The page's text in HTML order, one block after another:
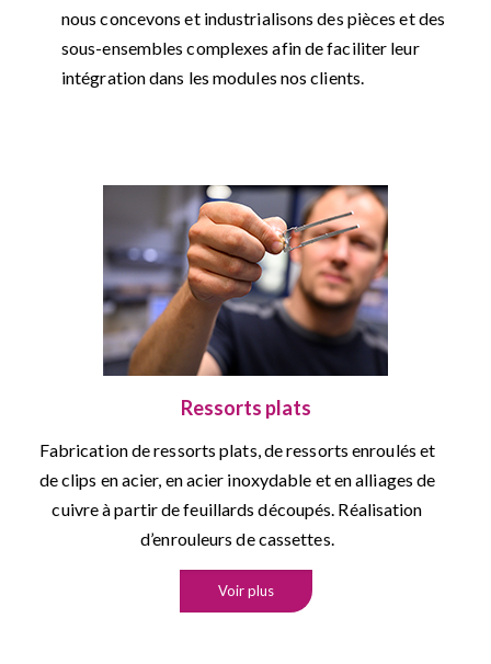
nous concevons et industrialisons des pièces et des
sous-ensembles complexes afin de faciliter leur
intégration dans les modules nos clients.
Ressorts plats
Fabrication de ressorts plats, de ressorts enroulés et
de clips en acier, en acier inoxydable et en alliages de
cuivre à partir de feuillards découpés. Réalisation
d’enrouleurs de cassettes.
Voir plus